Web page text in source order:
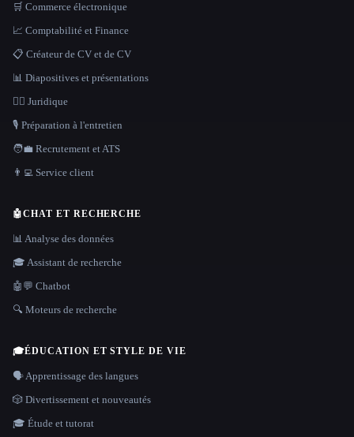
🛒 Commerce électronique
📈 Comptabilité et Finance
📋 Créateur de CV et de CV
📊 Diapositives et présentations
👩‍⚖️ Juridique
🎙️ Préparation à l'entretien
🧑‍💼 Recrutement et ATS
👨‍💻 Service client
🤖CHAT ET RECHERCHE
📊 Analyse des données
🎓 Assistant de recherche
🤖💬 Chatbot
🔍 Moteurs de recherche
🎓ÉDUCATION ET STYLE DE VIE
🗣️ Apprentissage des langues
🎲 Divertissement et nouveautés
🎓 Étude et tutorat